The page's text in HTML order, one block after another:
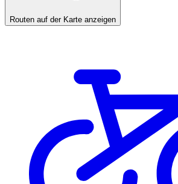
Routen auf der Karte anzeigen